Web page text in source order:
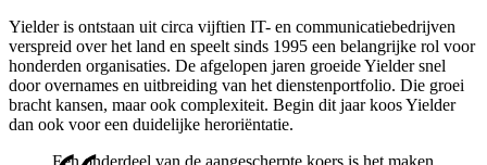
Yielder is ontstaan uit circa vijftien IT- en communicatiebedrijven
verspreid over het land en speelt sinds 1995 een belangrijke rol voor
honderden organisaties. De afgelopen jaren groeide Yielder snel
door overnames en uitbreiding van het dienstenportfolio. Die groei
bracht kansen, maar ook complexiteit. Begin dit jaar koos Yielder
dan ook voor een duidelijke heroriëntatie.
Een onderdeel van de aangescherpte koers is het maken